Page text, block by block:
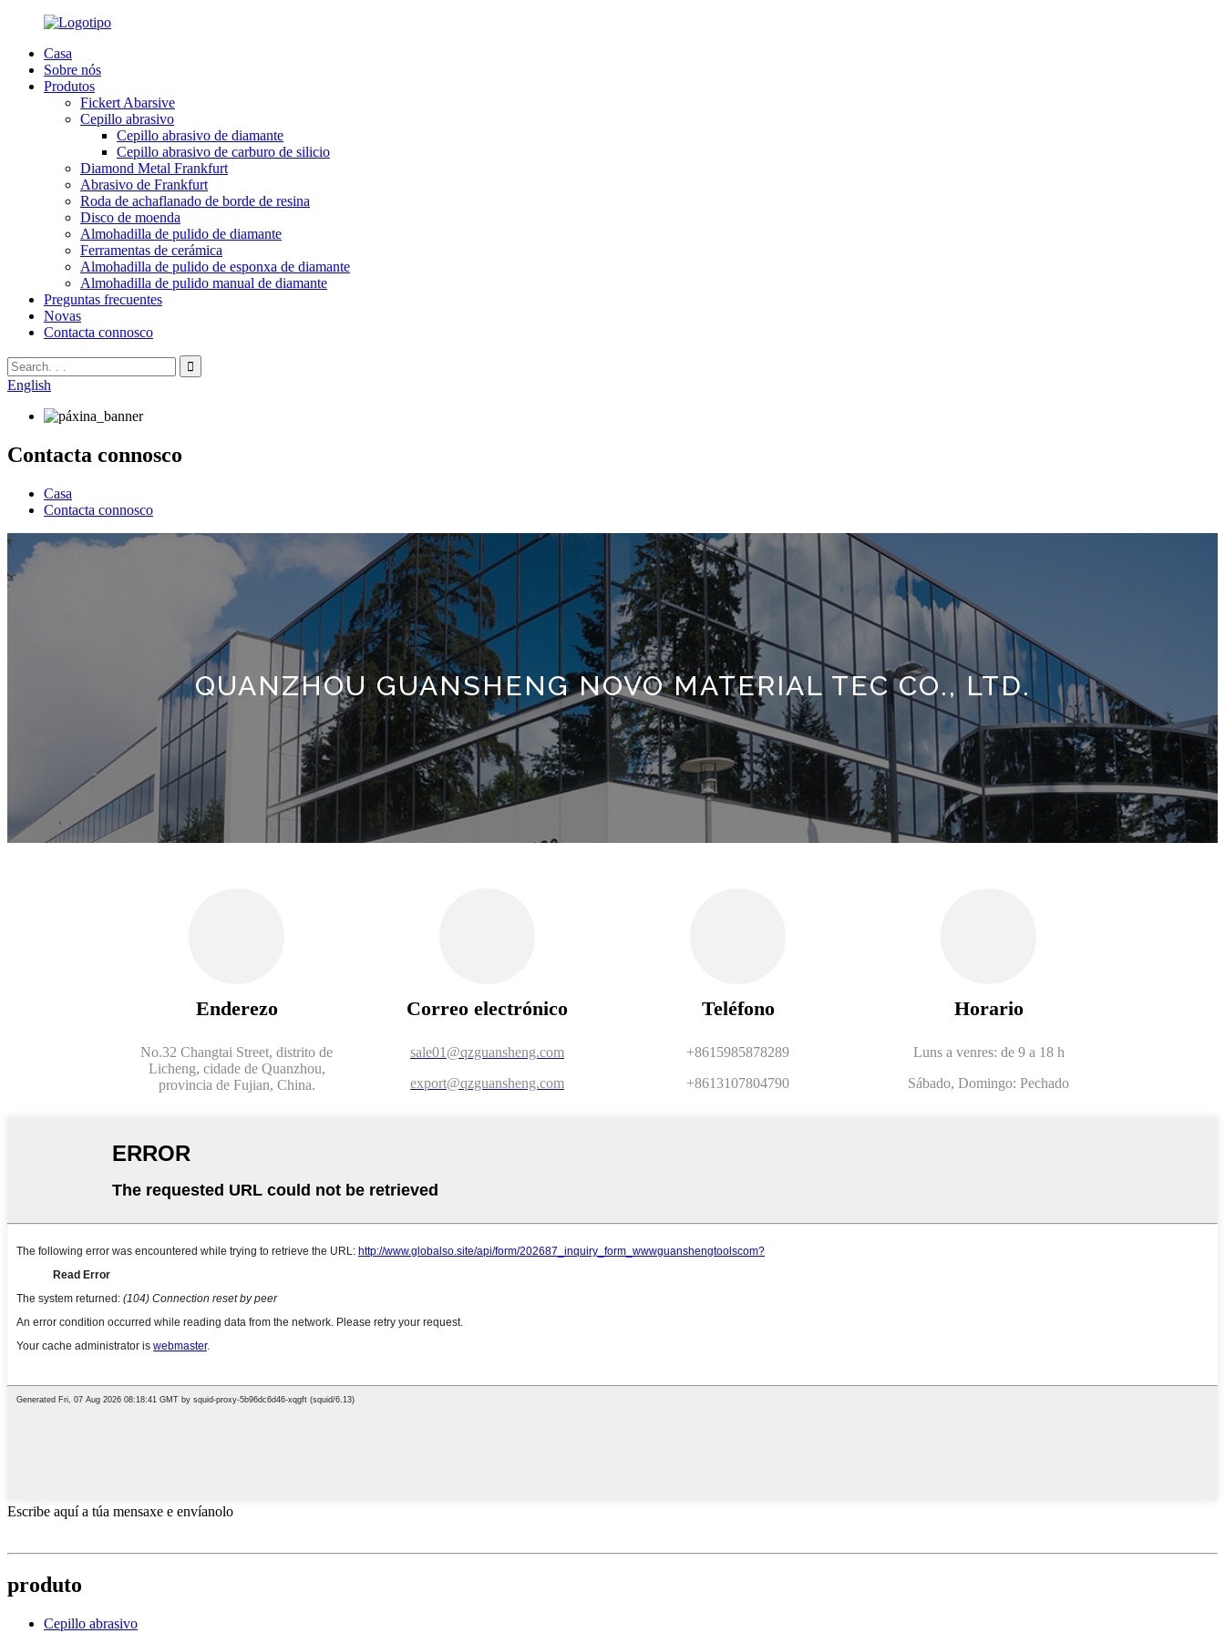
Casa
Sobre nós
Produtos
Fickert Abarsive
Cepillo abrasivo
Cepillo abrasivo de diamante
Cepillo abrasivo de carburo de silicio
Diamond Metal Frankfurt
Abrasivo de Frankfurt
Roda de achaflanado de borde de resina
Disco de moenda
Almohadilla de pulido de diamante
Ferramentas de cerámica
Almohadilla de pulido de esponxa de diamante
Almohadilla de pulido manual de diamante
Preguntas frecuentes
Novas
Contacta connosco
English
Contacta connosco
Casa
Contacta connosco
QUANZHOU GUANSHENG NOVO MATERIAL TEC CO., LTD.
Enderezo
No.32 Changtai Street, distrito de
Licheng, cidade de Quanzhou,
provincia de Fujian, China.
Correo electrónico
sale01@qzguansheng.com
export@qzguansheng.com
Teléfono
+8615985878289
+8613107804790
Horario
Luns a venres: de 9 a 18 h
Sábado, Domingo: Pechado
Escribe aquí a túa mensaxe e envíanolo
produto
Cepillo abrasivo